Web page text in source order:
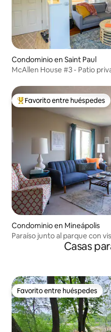
Condominio en Saint Paul
McAllen House #3 - Patio
De los mejores en Favorito
Favorito entre huéspedes
Condominio en Mineápolis
Paraíso junto al parque con
Casas
Favorito entre huéspedes
Favorito entre huéspedes